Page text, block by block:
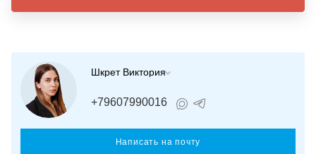
Шкрет Виктория
+79607990016
Написать на почту